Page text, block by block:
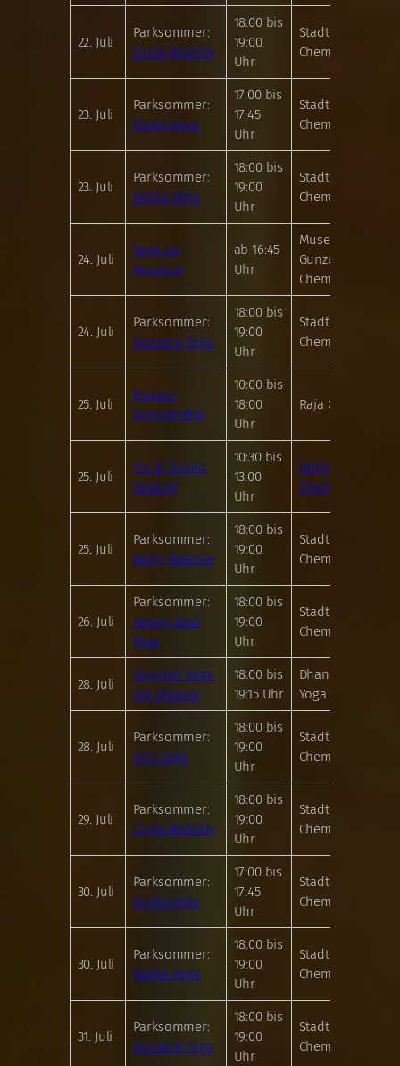
22. Juli
Parksommer:
Circle Mobility
18:00 bis
19:00
Uhr
Stadthallenpark
Chemnitz
23. Juli
Parksommer:
Kinderyoga
17:00 bis
17:45
Uhr
Stadthallenpark
Chemnitz
23. Juli
Parksommer:
Hatha-Yoga
18:00 bis
19:00
Uhr
Stadthallenpark
Chemnitz
24. Juli
Yoga im
Museum
ab 16:45
Uhr
Museum
Gunzenhauser
Chemnitz
24. Juli
Parksommer:
Anusara-Yoga
18:00 bis
19:00
Uhr
Stadthallenpark
Chemnitz
25. Juli
Frauen-
Sommerfest
10:00 bis
18:00
Uhr
Raja Chemnitz
25. Juli
Yin & Sound
Healing
10:30 bis
13:00
Uhr
Happy Yoga
Chemnitz
25. Juli
Parksommer:
Body-Balance
18:00 bis
19:00
Uhr
Stadthallenpark
Chemnitz
26. Juli
Parksommer:
Happy Soul
Flow
18:00 bis
19:00
Uhr
Stadthallenpark
Chemnitz
28. Juli
Sommer Yoga
mit Dhanya
18:00 bis
19:15 Uhr
Dhananjaya
Yoga Chemnitz
28. Juli
Parksommer:
Vini-Yoga
18:00 bis
19:00
Uhr
Stadthallenpark
Chemnitz
29. Juli
Parksommer:
Circle Mobility
18:00 bis
19:00
Uhr
Stadthallenpark
Chemnitz
30. Juli
Parksommer:
Kinderyoga
17:00 bis
17:45
Uhr
Stadthallenpark
Chemnitz
30. Juli
Parksommer:
Hatha-Yoga
18:00 bis
19:00
Uhr
Stadthallenpark
Chemnitz
31. Juli
Parksommer:
Anusara-Yoga
18:00 bis
19:00
Uhr
Stadthallenpark
Chemnitz